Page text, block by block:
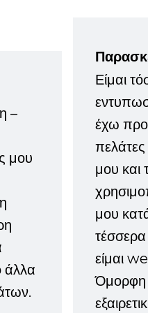
–
μου
Είμαι
έχω
μου και
μου
είμαι
Όμορφη